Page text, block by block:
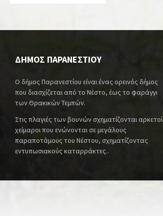
ΔΗΜΟΣ ΠΑΡΑΝΕΣΤΙΟΥ
Ο δήμος Παρανεστίου είναι ένας ορεινός δήμος
που διασχίζεται από το Νέστο, έως το φαράγγι
των Θρακικών Τεμπών.
Στις πλαγιές των βουνών σχηματίζονται αρκετοί
χείμαροι που ενώνονται σε μεγάλους
παραποτάμους του Νέστου, σχηματίζοντας
εντυπωσιακούς καταρράκτες..